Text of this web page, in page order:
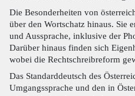
Die Besonderheiten von
über den Wortschatz hinaus. Sie
und Aussprache, inklusive der
Darüber hinaus finden sich
wobei die Rechtschreibreform
Das Standarddeutsch des
Umgangssprache und den in